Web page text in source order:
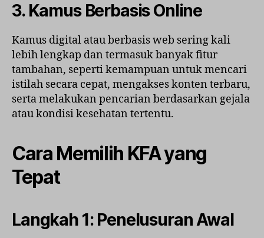
3. Kamus Berbasis Online
Kamus digital atau berbasis web sering kali
lebih lengkap dan termasuk banyak fitur
tambahan, seperti kemampuan untuk mencari
istilah secara cepat, mengakses konten terbaru,
serta melakukan pencarian berdasarkan gejala
atau kondisi kesehatan tertentu.
Cara Memilih KFA yang
Tepat
Langkah 1: Penelusuran Awal